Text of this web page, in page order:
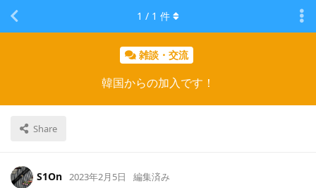
雑談・交流
韓国からの加入です！
Share
1 / 1 件
S1On 2023年2月5日 編集済み